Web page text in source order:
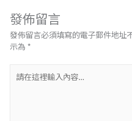
發佈留言
發佈留言必須填寫的電子郵件地址
示為 *
在